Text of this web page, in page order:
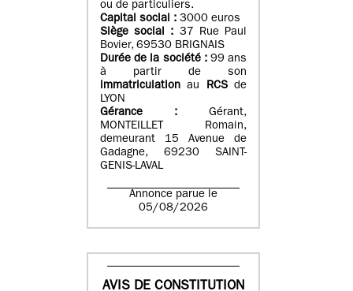
ou de particuliers.
Capital social : 3000 euros
Siège social : 37 Rue Paul
Bovier, 69530 BRIGNAIS
Durée de la société : 99 ans
à partir de son
immatriculation au RCSde
LYON
Gérance :
Gérant,
MONTEILLET Romain,
demeurant 15 Avenue de
Gadagne, 69230 SAINT-
GENIS-LAVAL
Annonce parue le
05/08/2026
AVIS DE CONSTITUTION